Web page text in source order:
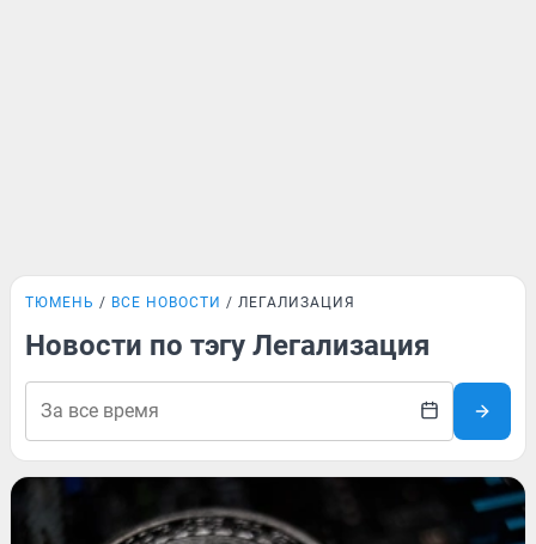
ТЮМЕНЬ ВСЕ НОВОСТИ ЛЕГАЛИЗАЦИЯ
Новости по тэгу Легализация